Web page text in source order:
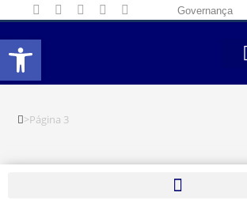
Abrir a barra de
Governança
>Página 3